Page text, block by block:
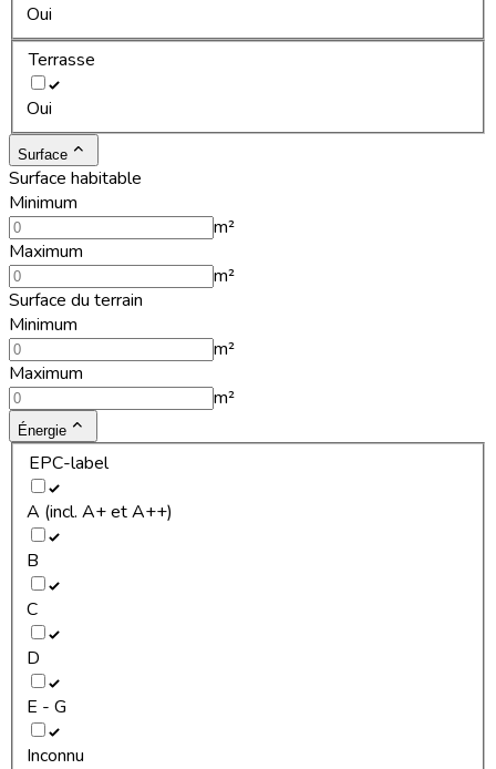
Oui
Terrasse
Oui
Surface
Surface habitable
Minimum
m²
Maximum
m²
Surface du terrain
Minimum
m²
Maximum
m²
Énergie
EPC-label
A (incl. A+ et A++)
B
C
D
E - G
Inconnu